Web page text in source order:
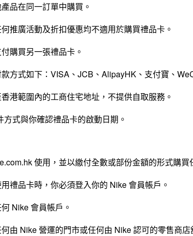
品在同一訂單中購買。
推廣活動及折扣優惠均不適用於購買禮品卡。
購買另一張禮品卡。
方式如下：VISA、JCB、AlipayHK、支付寶、
港範圍內的工商住宅地址，不提供自取服務。
式與你確認禮品卡的啟動日期。
使用，並以繳付全數或部份金額的形式購
禮品卡時，你必須登入你的 Nike 會員帳戶。
Nike 會員帳戶。
由 Nike 營運的門市或任何由 Nike 認可的零售商店